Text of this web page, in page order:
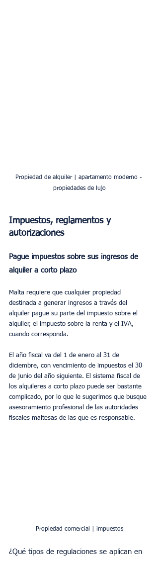
Propiedad de alquiler | apartamento moderno -
propiedades de lujo
Impuestos, reglamentos y
autorizaciones
Pague impuestos sobre sus ingresos de
alquiler a corto plazo
Malta requiere que cualquier propiedad
destinada a generar ingresos a través del
alquiler pague su parte del impuesto sobre el
alquiler, el impuesto sobre la renta y el IVA,
cuando corresponda.
El año fiscal va del 1 de enero al 31 de
diciembre, con vencimiento de impuestos el 30
de junio del año siguiente. El sistema fiscal de
los alquileres a corto plazo puede ser bastante
complicado, por lo que le sugerimos que busque
asesoramiento profesional de las autoridades
fiscales maltesas de las que es responsable.
Propiedad comercial | impuestos
¿Qué tipos de regulaciones se aplican en